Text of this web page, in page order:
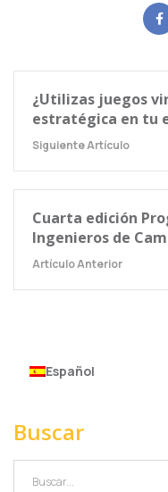
¿Utilizas juegos
estratégica en tu
Siguiente Artículo
Cuarta edición
Ingenieros de
Artículo Anterior
Español
Buscar